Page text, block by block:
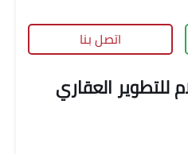
اتصل بنا
للتطوير العقاري